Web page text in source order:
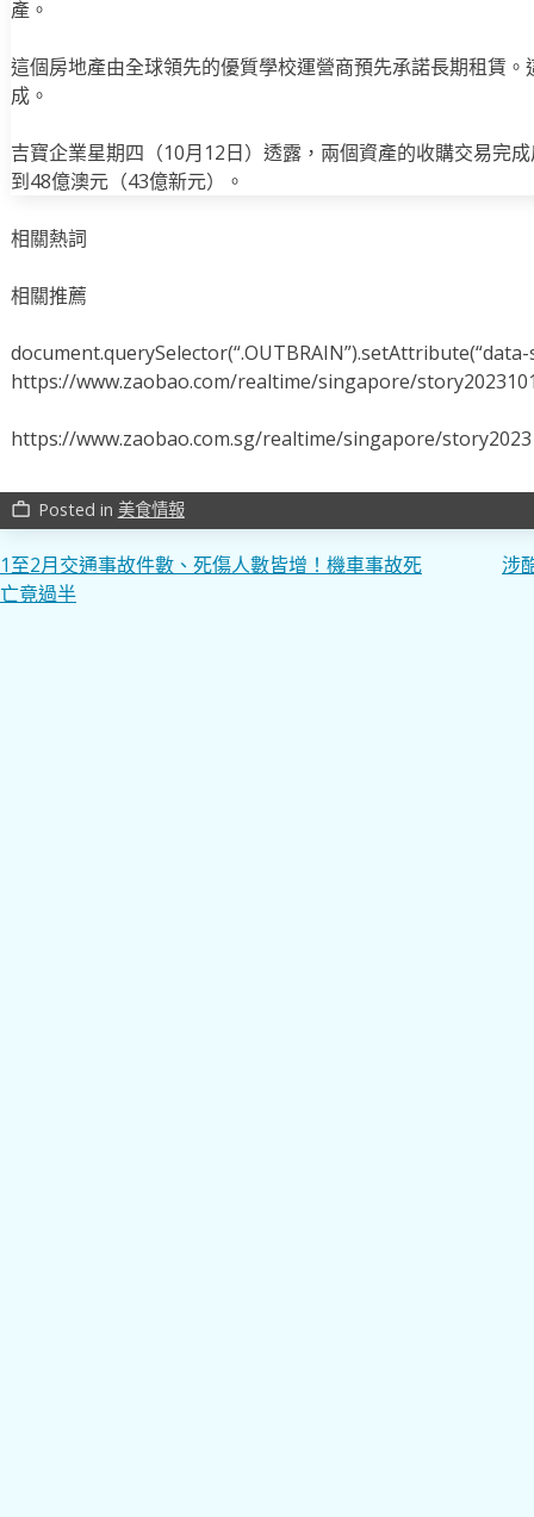
產。
這個房地產由全球領先的優質學校運營商預先承諾長期租賃
成。
吉寶企業星期四（10月12日）透露，兩個資產的收購交易完
到48億澳元（43億新元）。
相關熱詞
相關推薦
document.querySelector(“.OUTBRAIN”).setAttribute(“data-
https://www.zaobao.com/realtime/singapore/
https://www.zaobao.com.sg/realtime/singapore/
work_outline Posted in 美食情報
文
章
1至2月交通事故件數、死傷人數皆增！機車事故死
亡竟過半
涉